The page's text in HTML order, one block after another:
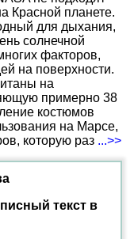
Красной планете.
для дыхания,
солнечной
факторов,
на поверхности.
на
примерно 38
костюмов
на Марсе,
которую раз ...>>
текст в